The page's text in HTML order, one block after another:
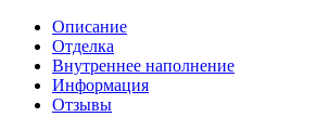
Описание
Отделка
Внутреннее наполнение
Информация
Отзывы